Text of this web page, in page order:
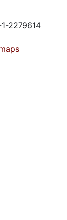
2279614